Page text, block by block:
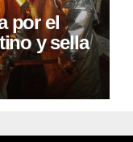
por el
y sella
Kobrea